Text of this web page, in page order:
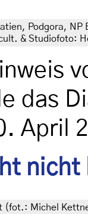
Podgora, NP
& Studiofoto:
das
April
nicht
(fot.: Michel